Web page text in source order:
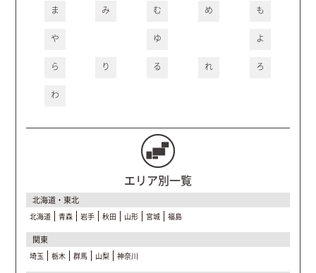
ま み む め も
や ゆ よ
ら り る れ ろ
わ
エリア別一覧
北海道・東北
北海道 青森 岩手 秋田 山形 宮城 福島
関東
埼玉 栃木 群馬 山梨 神奈川